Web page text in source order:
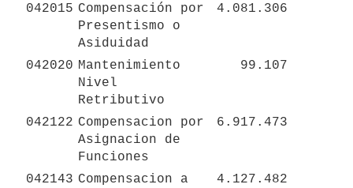
042015 Compensación por
Presentismo o
Asiduidad
4.081.306
042020 Mantenimiento
Nivel
Retributivo
99.107
042122 Compensacion por
Asignacion de
Funciones
6.917.473
042143 Compensacion a
4.127.482